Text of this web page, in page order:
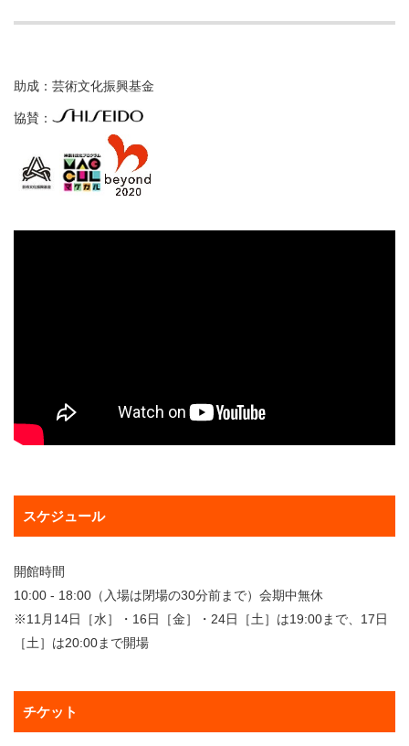
助成：芸術文化振興基金
協賛：
スケジュール
開館時間
10:00 - 18:00（入場は閉場の30分前まで）会期中無休
※11月14日［水］・16日［金］・24日［土］は19:00まで、17日
［土］は20:00まで開場
チケット